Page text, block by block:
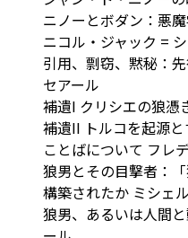
ニノーとボダン：悪
ニコル・ジャック =
引用、剽窃、黙秘：
セアール
補遺I クリシエの狼憑
補遺II トルコを起源
ことばについて フレ
狼男とその目撃者：
構築されたか ミシェ
狼男、あるいは人間